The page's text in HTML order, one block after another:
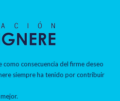
como consecuencia del firme deseo
siempre ha tenido por contribuir